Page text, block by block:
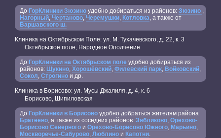
До ГорКлиники Зюзино удобно добираться из районов: Зюзино
Нагорный Чертаново Черемушки Котловка , а также от
Варшавского ш.
Клиника на Октябрьском Поле: ул. М. Тухачевского, д. 22, к. 3
Октябрьское поле, Народное Ополчение
До ГорКлиники на Октябрьском поле удобно добираться из
районов: Щукино Хорошёвский Филевский парк Войковский
Сокол Строгино и др.
Клиника в Борисово: ул. Мусы Джалиля, д. 4, к. 6
Борисово, Шипиловская
До ГорКлиники в Борисово удобно добраться жителям района
Братеево , а также из соседних районов: Зябликово Орехово-
Борисово Северного и Орехово-Борисово Южного Марьино
Москворечье-Сабурово Люблино и Капотни